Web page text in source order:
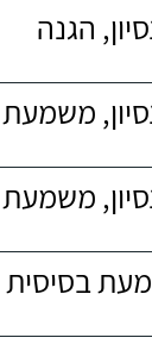
הגנה
משמעת
משמעת
בסיסית